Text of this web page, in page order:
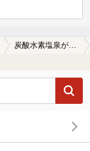
炭酸水素塩泉が楽しめる人吉温泉駅近くの温泉、日帰り温泉、スーパー銭湯おすすめ